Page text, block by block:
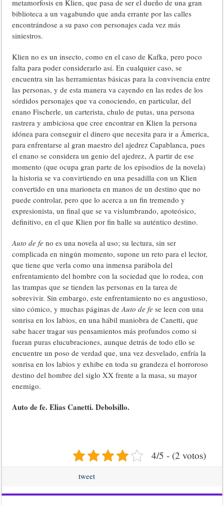
metamorfosis en Klien, que pasa de ser el dueño de una gran
biblioteca a un vagabundo que anda errante por las calles
encontrándose a su paso con personajes cada vez más
siniestros.
Klien no es un insecto, como en el caso de Kafka, pero poco
falta para poder considerarlo así. En cualquier caso, se
encuentra sin las herramientas básicas para la convivencia entre
las personas, y de esta manera va cayendo en las redes de los
sórdidos personajes que va conociendo, en particular, del
enano Fischerle, un carterista, chulo de putas, una persona
rastrera y ambiciosa que cree encontrar en Klien la persona
idónea para conseguir el dinero que necesita para ir a Ámerica,
para enfrentarse al gran maestro del ajedrez Capablanca, pues
el enano se considera un genio del ajedrez, A partir de ese
momento (que ocupa gran parte de los episodios de la novela)
la historia se va convirtiendo en una pesadilla con un Klien
convertido en una marioneta en manos de un destino que no
puede controlar, pero que lo acerca a un fin tremendo y
expresionista, un final que se va vislumbrando, apoteósico,
definitivo, en el que Klien por fin halle su auténtico destino.
Auto de fe no es una novela al uso; su lectura, sin ser
complicada en ningún momento, supone un reto para el lector,
que tiene que verla como una inmensa parábola del
enfrentamiento del hombre con la sociedad que lo rodea, con
las trampas que se tienden las personas en la tarea de
sobrevivir. Sin embargo, este enfrentamiento no es angustioso,
sino cómico, y muchas páginas deAuto de fe se leen con una
sonrisa en los labios, en una hábil maniobra de Canetti, que
sabe hacer tragar sus pensamientos más profundos como si
fueran puras elucubraciones, aunque detrás de todo ello se
encuentre un poso de verdad que, una vez desvelado, enfría la
sonrisa en los labios y exhibe en toda su grandeza el horroroso
destino del hombre del siglo XX frente a la masa, su mayor
enemigo.
Auto de fe. Elias Canetti. Debolsillo.
4/5 - (2 votos)
tweet